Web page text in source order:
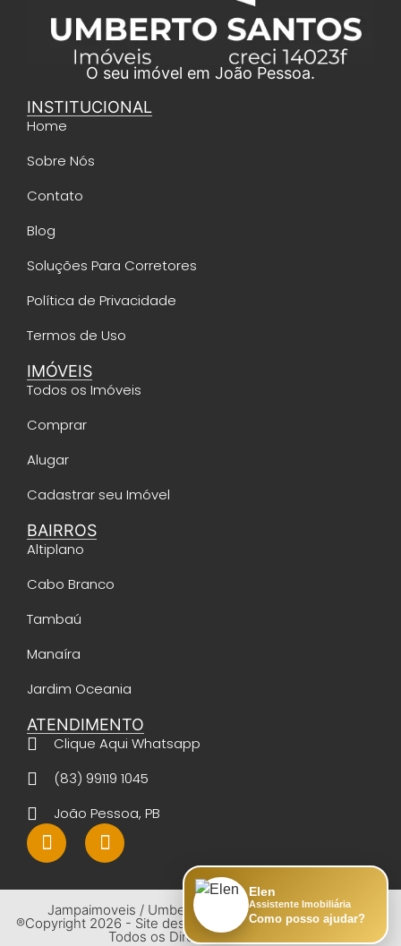
O seu imóvel em João Pessoa.
INSTITUCIONAL
Home
Sobre Nós
Contato
Blog
Soluções Para Corretores
Política de Privacidade
Termos de Uso
IMÓVEIS
Todos os Imóveis
Comprar
Alugar
Cadastrar seu Imóvel
BAIRROS
Altiplano
Cabo Branco
Tambaú
Manaíra
Jardim Oceania
ATENDIMENTO
Clique Aqui Whatsapp
(83) 99119 1045
João Pessoa, PB
Jampaimoveis / Umberto Santos - CRECI 14023 -
®Copyright 2026 - Site desenvolvido por Umberto Santos -
Todos os Direitos Reservados
Elen
Assistente Imobiliária
Como posso ajudar?